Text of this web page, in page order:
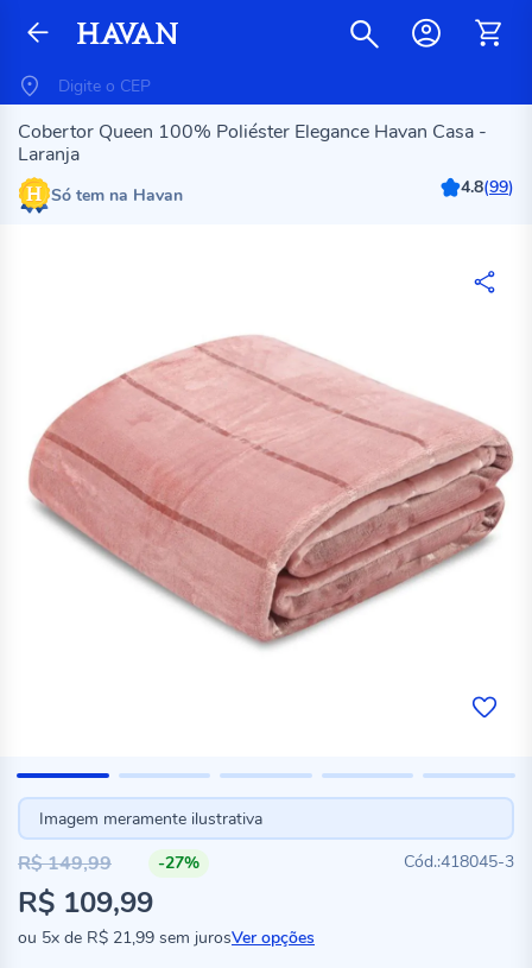
Cobertor Queen 100% Poliéster Elegance Havan Casa -
Laranja
Só tem na Havan 4.8(99)
Imagem meramente ilustrativa
-27%
418045-3
Preço
especial
R$ 109,99
R$ 149,99
ou 5x de R$ 21,99 sem jurosVer opções